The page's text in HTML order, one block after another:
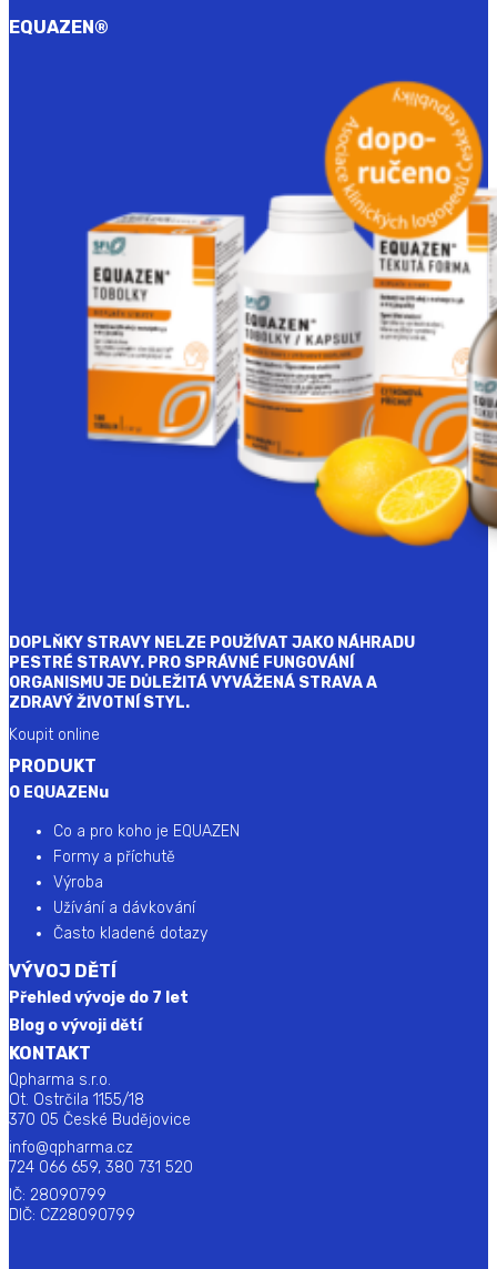
EQUAZEN®
DOPLŇKY STRAVY NELZE POUŽÍVAT JAKO NÁHRADU
PESTRÉ STRAVY. PRO SPRÁVNÉ FUNGOVÁNÍ
ORGANISMU JE DŮLEŽITÁ VYVÁŽENÁ STRAVA A
ZDRAVÝ ŽIVOTNÍ STYL.
Koupit online
PRODUKT
O EQUAZENu
Co a pro koho je EQUAZEN
Formy a příchutě
Výroba
Užívání a dávkování
Často kladené dotazy
VÝVOJ DĚTÍ
Přehled vývoje do 7 let
Blog o vývoji dětí
KONTAKT
Qpharma s.r.o.
Ot. Ostrčila 1155/18
370 05 České Budějovice
info@qpharma.cz
724 066 659, 380 731 520
IČ: 28090799
DIČ: CZ28090799